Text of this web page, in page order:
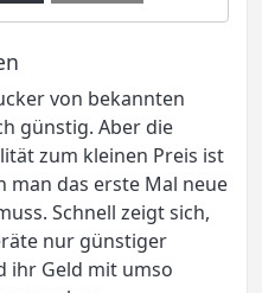
von bekannten
günstig. Aber die
zum kleinen Preis ist
man das erste Mal neue
Schnell zeigt sich,
nur günstiger
ihr Geld mit umso